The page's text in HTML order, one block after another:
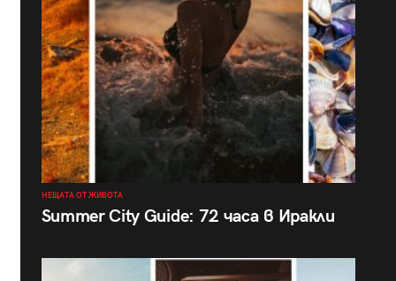
НЕЩАТА ОТ ЖИВОТА
Summer City Guide: 72 часа в Иракли